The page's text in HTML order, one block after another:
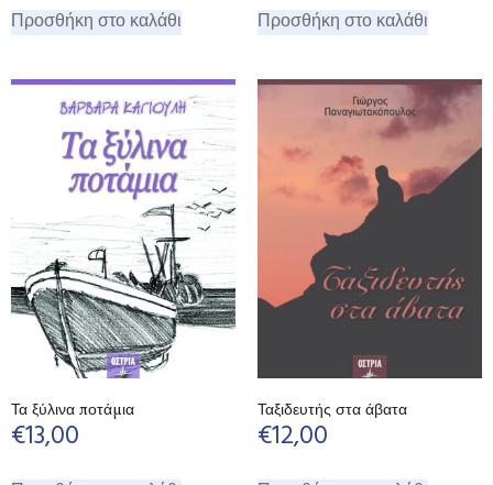
Προσθήκη στο καλάθι Προσθήκη στο καλάθι
Τα ξύλινα ποτάμια
€13,00
Ταξιδευτής στα άβατα
€12,00